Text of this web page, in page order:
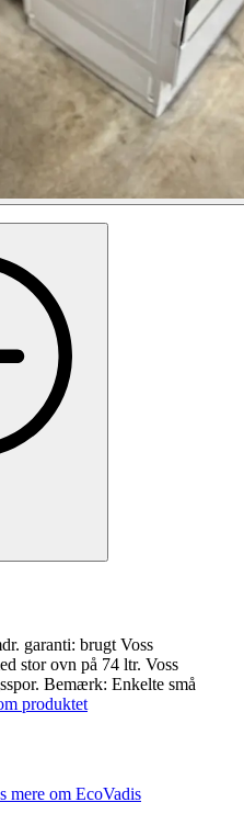
garanti: brugt Voss
stor ovn på 74 ltr. Voss
Bemærk: Enkelte små
produktet
mere om EcoVadis